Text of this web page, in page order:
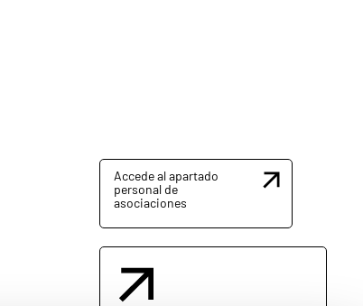
Accede al apartado
personal de
asociaciones